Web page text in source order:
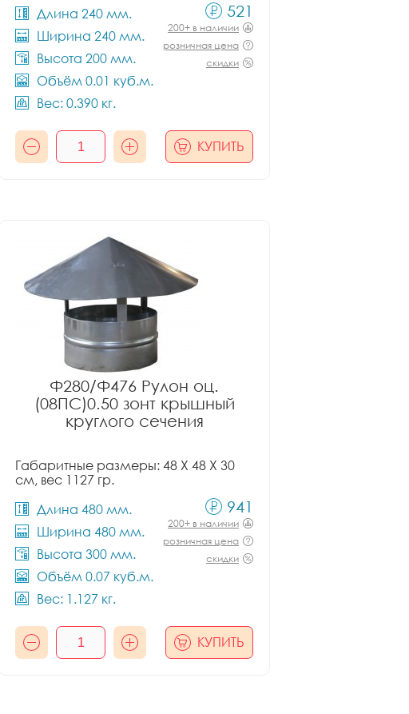
Длина 240 мм.
Ширина 240 мм.
Высота 200 мм.
Объём 0.01 куб.м.
Вес: 0.390 кг.
521
200+ в наличии
розничная цена
скидки
КУПИТЬ
Ф280/Ф476 Рулон оц.
(08ПС)0.50 зонт крышный
круглого сечения
Габаритные размеры: 48 X 48 X 30
см, вес 1127 гр.
Длина 480 мм.
Ширина 480 мм.
Высота 300 мм.
Объём 0.07 куб.м.
Вес: 1.127 кг.
941
200+ в наличии
розничная цена
скидки
КУПИТЬ